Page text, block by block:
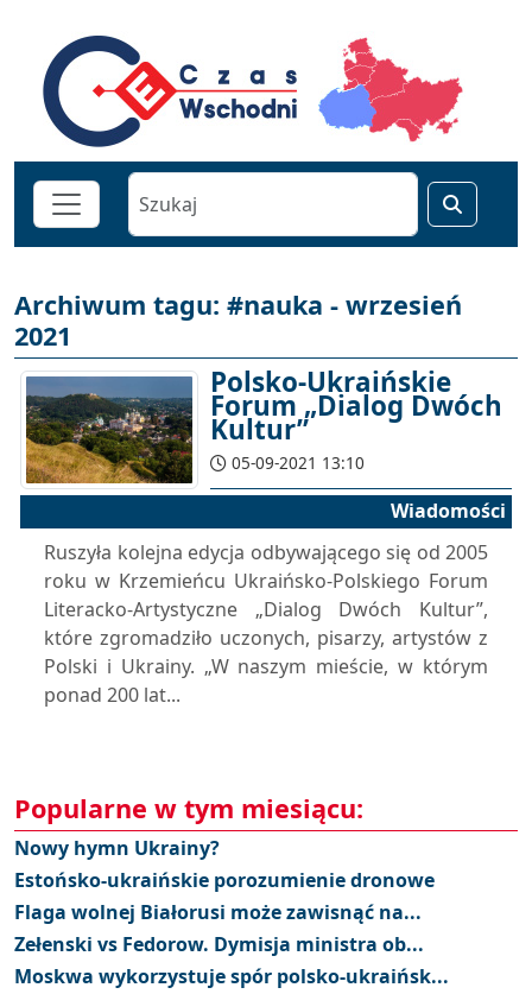
Archiwum tagu: #nauka - wrzesień
2021
Polsko-Ukraińskie
Forum „Dialog Dwóch
Kultur”
05-09-2021 13:10
Wiadomości
Ruszyła kolejna edycja odbywającego się od 2005
roku w Krzemieńcu Ukraińsko-Polskiego Forum
Literacko-Artystyczne „Dialog Dwóch Kultur”,
które zgromadziło uczonych, pisarzy, artystów z
Polski i Ukrainy. „W naszym mieście, w którym
ponad 200 lat...
Popularne w tym miesiącu:
Nowy hymn Ukrainy?
Estońsko-ukraińskie porozumienie dronowe
Flaga wolnej Białorusi może zawisnąć na...
Zełenski vs Fedorow. Dymisja ministra ob...
Moskwa wykorzystuje spór polsko-ukraińsk...